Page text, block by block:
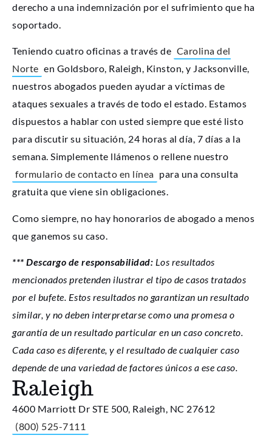
derecho a una indemnización por el sufrimiento que ha
soportado.
Teniendo cuatro oficinas a través de Carolina del
Norte en Goldsboro, Raleigh, Kinston, y Jacksonville,
nuestros abogados pueden ayudar a víctimas de
ataques sexuales a través de todo el estado. Estamos
dispuestos a hablar con usted siempre que esté listo
para discutir su situación, 24 horas al día, 7 días a la
semana. Simplemente llámenos o rellene nuestro
formulario de contacto en línea para una consulta
gratuita que viene sin obligaciones.
Como siempre, no hay honorarios de abogado a menos
que ganemos su caso.
*** Descargo de responsabilidad: Los resultados
mencionados pretenden ilustrar el tipo de casos tratados
por el bufete. Estos resultados no garantizan un resultado
similar, y no deben interpretarse como una promesa o
garantía de un resultado particular en un caso concreto.
Cada caso es diferente, y el resultado de cualquier caso
depende de una variedad de factores únicos a ese caso.
Raleigh
4600 Marriott Dr STE 500, Raleigh, NC 27612
(800) 525-7111